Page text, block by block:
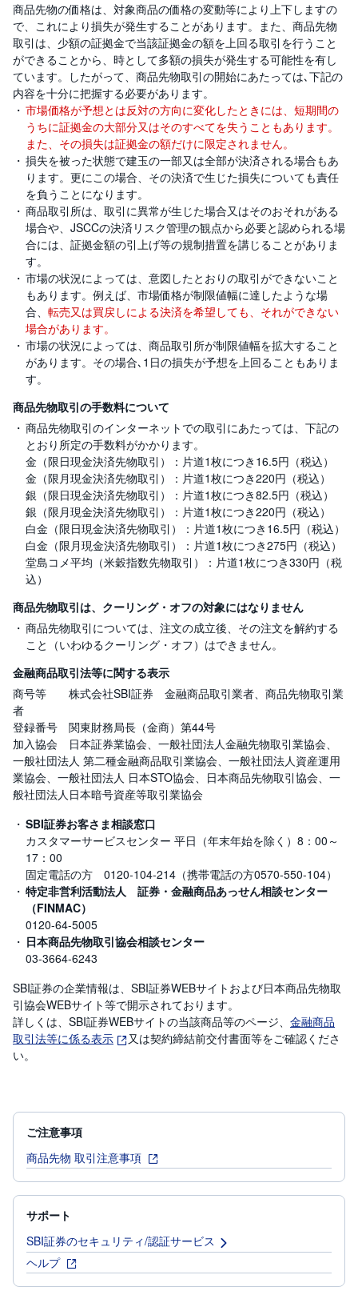
商品先物の価格は、対象商品の価格の変動等により上下しますの
で、これにより損失が発生することがあります。また、商品先物
取引は、少額の証拠金で当該証拠金の額を上回る取引を行うこと
ができることから、時として多額の損失が発生する可能性を有し
ています。したがって、商品先物取引の開始にあたっては､下記の
内容を十分に把握する必要があります。
市場価格が予想とは反対の方向に変化したときには、短期間の
うちに証拠金の大部分又はそのすべてを失うこともあります。
また、その損失は証拠金の額だけに限定されません。
損失を被った状態で建玉の一部又は全部が決済される場合もあ
ります。更にこの場合、その決済で生じた損失についても責任
を負うことになります。
商品取引所は、取引に異常が生じた場合又はそのおそれがある
場合や、JSCCの決済リスク管理の観点から必要と認められる場
合には、証拠金額の引上げ等の規制措置を講じることがありま
す。
市場の状況によっては、意図したとおりの取引ができないこと
もあります。例えば、市場価格が制限値幅に達したような場
合、 転売又は買戻しによる決済を希望しても、それができない
場合があります。
市場の状況によっては、商品取引所が制限値幅を拡大すること
があります。その場合､1日の損失が予想を上回ることもありま
す。
商品先物取引の手数料について
商品先物取引のインターネットでの取引にあたっては、下記の
とおり所定の手数料がかかります。
金（限日現金決済先物取引）：片道1枚につき16.5円（税込）
金（限月現金決済先物取引）：片道1枚につき220円（税込）
銀（限日現金決済先物取引）：片道1枚につき82.5円（税込）
銀（限月現金決済先物取引）：片道1枚につき220円（税込）
白金（限日現金決済先物取引）：片道1枚につき16.5円（税込）
白金（限月現金決済先物取引）：片道1枚につき275円（税込）
堂島コメ平均（米穀指数先物取引）：片道1枚につき330円（税
込）
商品先物取引は、クーリング・オフの対象にはなりません
商品先物取引については、注文の成立後、その注文を解約する
こと（いわゆるクーリング・オフ）はできません。
金融商品取引法等に関する表示
商号等 株式会社SBI証券 金融商品取引業者、商品先物取引業
者
登録番号 関東財務局長（金商）第44号
加入協会 日本証券業協会、一般社団法人金融先物取引業協会、
一般社団法人 第二種金融商品取引業協会、一般社団法人資産運用
業協会、一般社団法人 日本STO協会、日本商品先物取引協会、一
般社団法人日本暗号資産等取引業協会
SBI証券お客さま相談窓口
カスタマーサービスセンター 平日（年末年始を除く）8：00～
17：00
固定電話の方 0120-104-214（携帯電話の方0570-550-104）
特定非営利活動法人 証券・金融商品あっせん相談センター
（FINMAC）
0120-64-5005
日本商品先物取引協会相談センター
03-3664-6243
SBI証券の企業情報は、SBI証券WEBサイトおよび日本商品先物取
引協会WEBサイト等で開示されております。
詳しくは、SBI証券WEBサイトの当該商品等のページ、 金融商品
取引法等に係る表示
又は契約締結前交付書面等をご確認くださ
い。
ご注意事項
商品先物 取引注意事項
サポート
SBI証券のセキュリティ/認証サービス
ヘルプ